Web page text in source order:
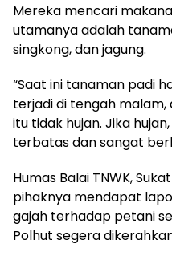
Mereka mencari
utamanya adalah
singkong, dan jagung.
“Saat ini tanaman padi
terjadi di tengah
itu tidak hujan. Jika
terbatas dan sangat
Humas Balai TNWK,
pihaknya mendapat
gajah terhadap petani
Polhut segera